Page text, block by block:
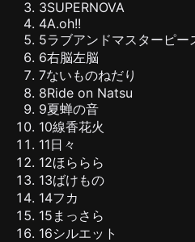
3SUPERNOVA
4A.oh!!
5ラブアンドマスターピー
6右脳左脳
7ないものねだり
8Ride on Natsu
9夏蝉の音
10線香花火
11日々
12ほららら
13ばけもの
14フカ
15 まっさら
16シルエット